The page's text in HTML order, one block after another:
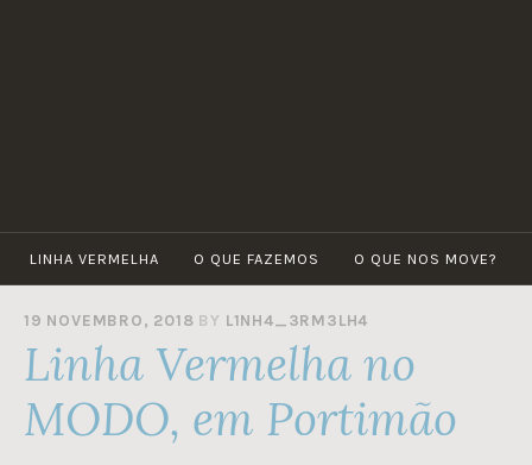
LINHA VERMELHA O QUE FAZEMOS O QUE NOS MOVE?
19 NOVEMBRO, 2018 BY L1NH4_3RM3LH4
Linha Vermelha no
MODO, em Portimão